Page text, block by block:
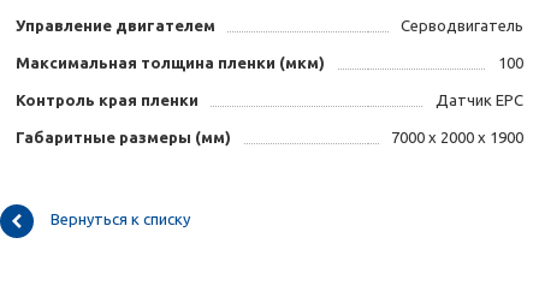
Управление двигателем Серводвигатель
Максимальная толщина пленки (мкм) 100
Контроль края пленки Датчик EPC
Габаритные размеры (мм) 7000 х 2000 х 1900
Вернуться к списку